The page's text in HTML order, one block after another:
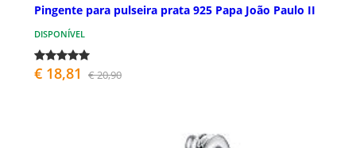
Pingente para pulseira prata 925 Papa João Paulo II
DISPONÍVEL
€ 18,81 € 20,90